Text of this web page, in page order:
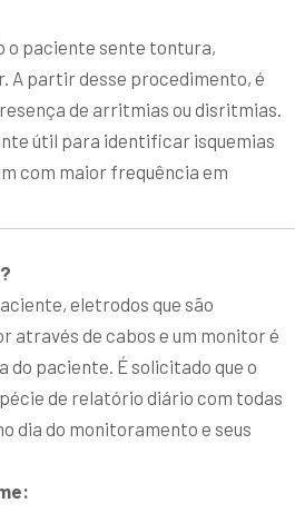
o paciente sente tontura,
A partir desse procedimento, é
de arritmias ou disritmias.
útil para identificar isquemias
com maior frequência em
eletrodos que são
através de cabos e um monitor é
do paciente. É solicitado que o
de relatório diário com todas
dia do monitoramento e seus